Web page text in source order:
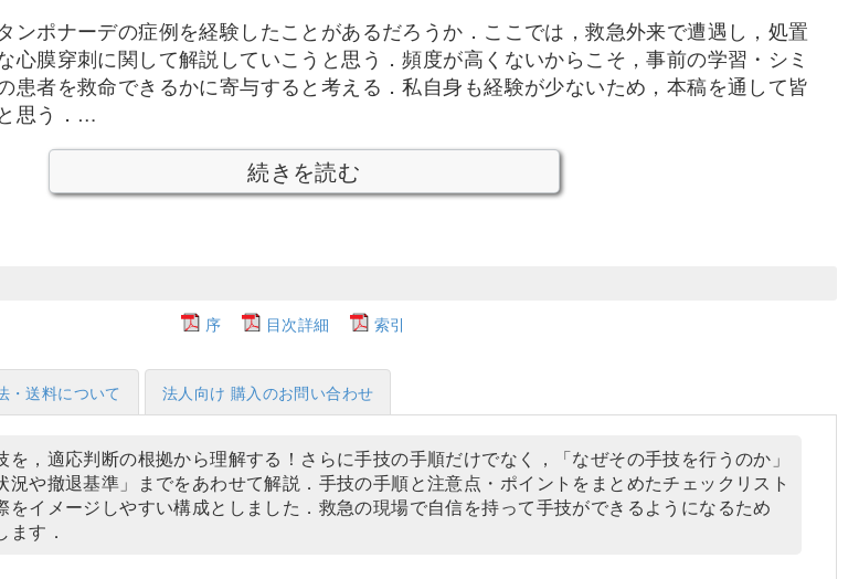
ンポナーデの症例を経験したことがあるだろうか．ここでは，救急外来で遭遇し，処置
心膜穿刺に関して解説していこうと思う．頻度が高くないからこそ，事前の学習・シミ
患者を救命できるかに寄与すると考える．私自身も経験が少ないため，本稿を通して皆
思う．…
続きを読む
序 目次詳細 索引
・送料について 法人向け 購入のお問い合わせ
を，適応判断の根拠から理解する！さらに手技の手順だけでなく，「なぜその手技を行うのか」
況や撤退基準」までをあわせて解説．手技の手順と注意点・ポイントをまとめたチェックリスト
をイメージしやすい構成としました．救急の現場で自信を持って手技ができるようになるため
す．